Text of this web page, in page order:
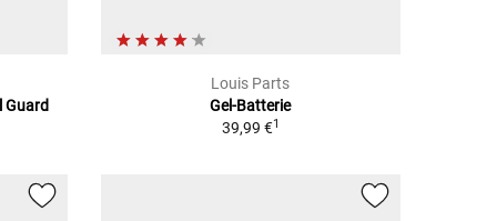
Guard
Louis Parts
Gel-Batterie
39,99 €1